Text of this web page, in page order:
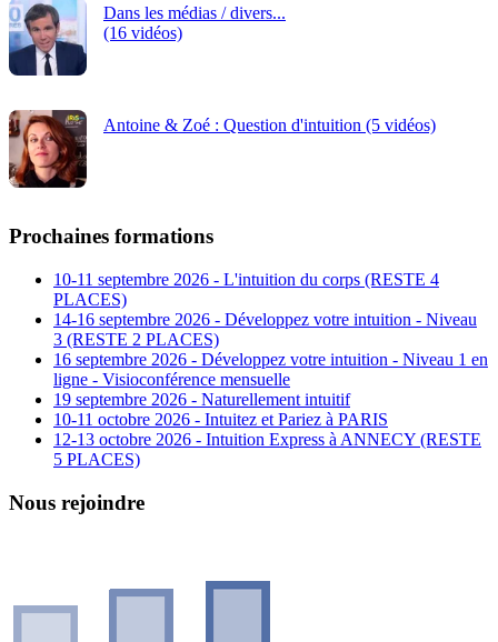
Dans les médias / divers...
(16 vidéos)
Antoine & Zoé : Question d'intuition (5 vidéos)
Prochaines formations
10-11 septembre 2026 - L'intuition du corps (RESTE 4
PLACES)
14-16 septembre 2026 - Développez votre intuition - Niveau
3 (RESTE 2 PLACES)
16 septembre 2026 - Développez votre intuition - Niveau 1 en
ligne - Visioconférence mensuelle
19 septembre 2026 - Naturellement intuitif
10-11 octobre 2026 - Intuitez et Pariez à PARIS
12-13 octobre 2026 - Intuition Express à ANNECY (RESTE
5 PLACES)
Nous rejoindre